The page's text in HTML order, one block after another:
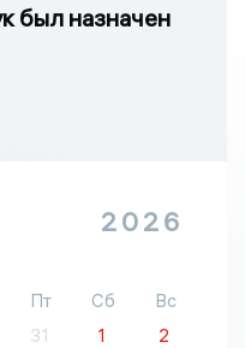
был назначен
2026
Пт Сб
Вс
31 1
2